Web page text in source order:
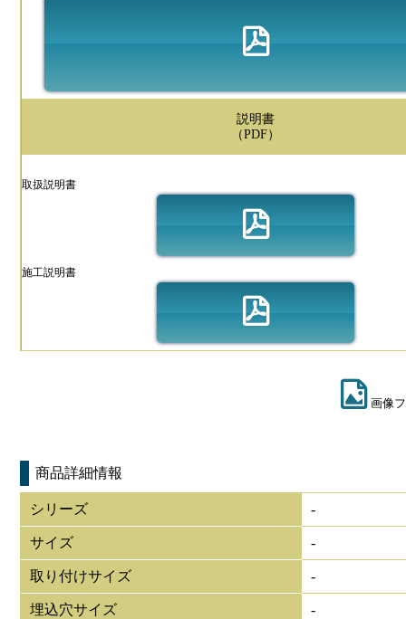
説明書
（PDF）
取扱説明書
施工説明書
画像
商品詳細情報
シリーズ -
サイズ -
取り付けサイズ -
埋込穴サイズ -